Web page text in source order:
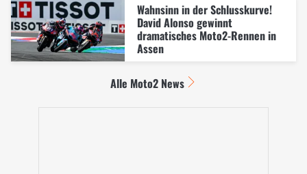
Wahnsinn in der Schlusskurve!
David Alonso gewinnt
dramatisches Moto2-Rennen in
Assen
Alle Moto2 News